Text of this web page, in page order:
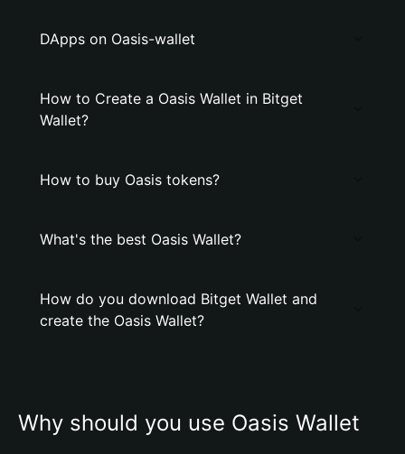
DApps on Oasis-wallet
How to Create a Oasis Wallet in Bitget
Wallet?
How to buy Oasis tokens?
What's the best Oasis Wallet?
How do you download Bitget Wallet and
create the Oasis Wallet?
Why should you use Oasis Wallet